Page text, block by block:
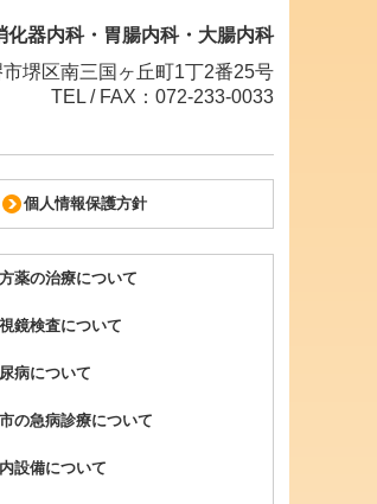
化器内科・胃腸内科・大腸内科
堺区南三国ヶ丘町1丁2番25号
TEL / FAX：072-233-0033
個人情報保護方針
薬の治療について
鏡検査について
病について
の急病診療について
設備について